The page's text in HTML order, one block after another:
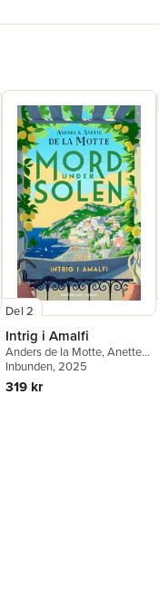
Del 2
Intrig i Amalfi
Anders de la Motte,Anette
de la Motte
Inbunden, 2025
319 kr